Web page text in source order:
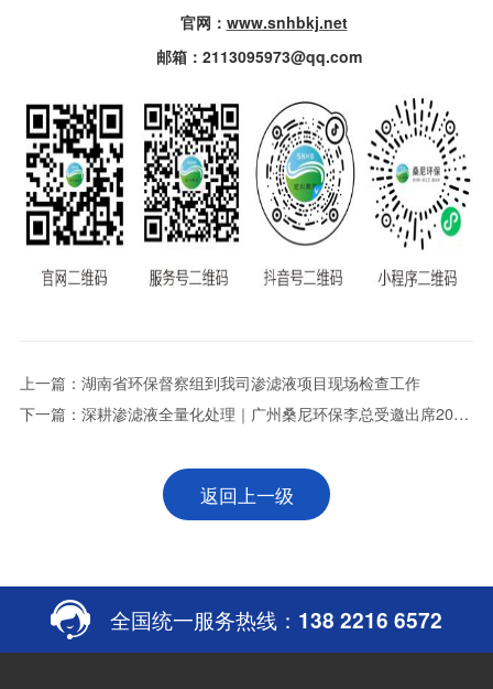
官网： www.snhbkj.net
邮箱：2113095973@qq.com
上一篇：湖南省环保督察组到我司渗滤液项目现场检查工作
下一篇：深耕渗滤液全量化处理｜广州桑尼环保李总受邀出席2026
返回上一级
全国统一服务热线： 138 2216 6572